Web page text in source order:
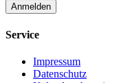
Anmelden
Service
Impressum
Datenschutz